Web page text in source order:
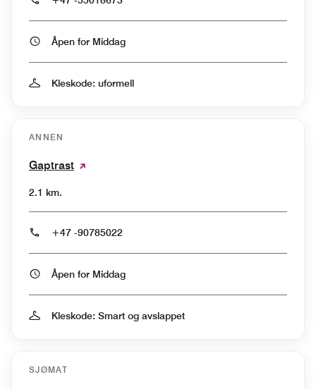
Åpen for Middag
Kleskode: uformell
ANNEN
Gaptrast
2.1 km.
+47 -90785022
Åpen for Middag
Kleskode: Smart og avslappet
SJØMAT